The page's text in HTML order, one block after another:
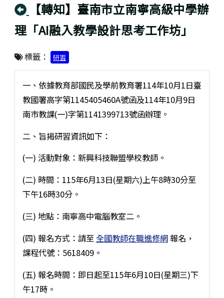
回上頁
【轉知】臺南市立南寧高級中學辦
理「AI融入教學設計思考工作坊」
標籤： 研習
一、依據教育部國民及學前教育署114年10月1日臺
教國署高字第1145405460A號函及114年10月9日
南市教課(一)字第1141399713號函辦理。
二、旨揭研習資訊如下：
(一) 活動對象：新興科技聯盟學校教師。
(二) 時間：115年6月13日(星期六)上午8時30分至
下午16時30分。
(三) 地點：南寧高中電腦教室二。
(四) 報名方式：請至 全國教師在職進修網報名，
課程代號：5618409。
(五) 報名時間：即日起至115年6月10日(星期三)下
午17時。